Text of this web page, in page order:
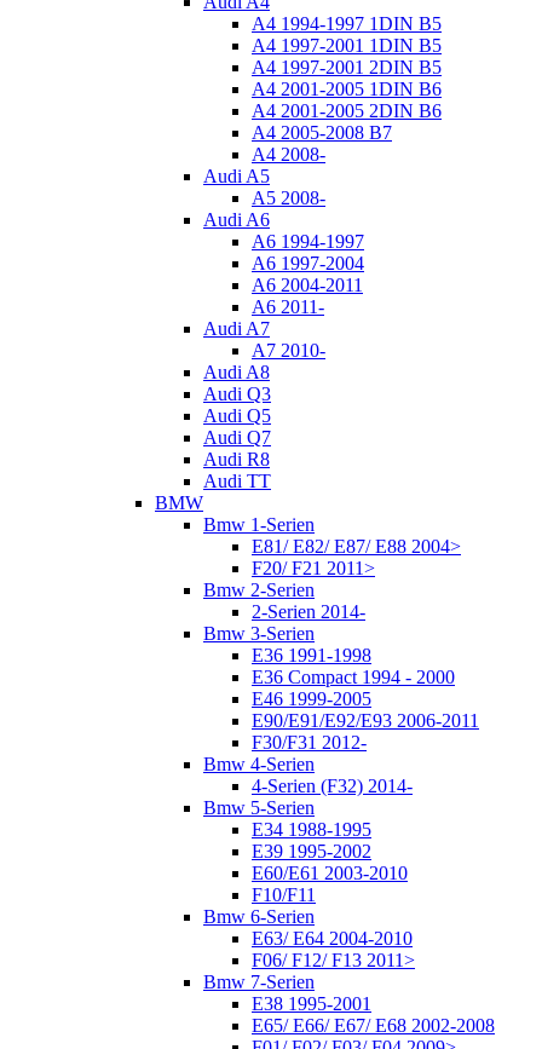
A4 1994-1997 1DIN B5
A4 1997-2001 1DIN B5
A4 1997-2001 2DIN B5
A4 2001-2005 1DIN B6
A4 2001-2005 2DIN B6
A4 2005-2008 B7
A4 2008-
Audi A5
A5 2008-
Audi A6
A6 1994-1997
A6 1997-2004
A6 2004-2011
A6 2011-
Audi A7
A7 2010-
Audi A8
Audi Q3
Audi Q5
Audi Q7
Audi R8
Audi TT
BMW
Bmw 1-Serien
E81/ E82/ E87/ E88 2004>
F20/ F21 2011>
Bmw 2-Serien
2-Serien 2014-
Bmw 3-Serien
E36 1991-1998
E36 Compact 1994 - 2000
E46 1999-2005
E90/E91/E92/E93 2006-2011
F30/F31 2012-
Bmw 4-Serien
4-Serien (F32) 2014-
Bmw 5-Serien
E34 1988-1995
E39 1995-2002
E60/E61 2003-2010
F10/F11
Bmw 6-Serien
E63/ E64 2004-2010
F06/ F12/ F13 2011>
Bmw 7-Serien
E38 1995-2001
E65/ E66/ E67/ E68 2002-2008